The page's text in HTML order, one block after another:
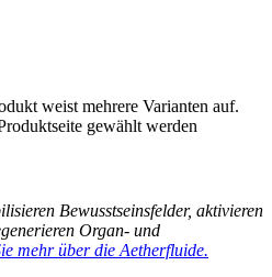
weist mehrere Varianten auf.
gewählt werden
Bewusstseinsfelder, aktivieren
Organ- und
mehr über die Aetherfluide.